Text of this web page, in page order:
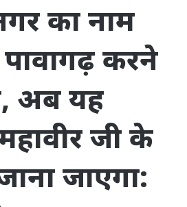
का नाम
करने
अब यह
जी के
जाएगा: